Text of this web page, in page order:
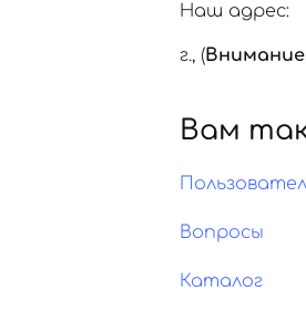
Наш адрес:
г., (
Вам
Вопросы
Каталог